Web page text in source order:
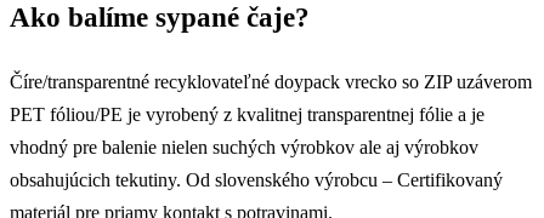
Ako balíme sypané čaje?
Číre/transparentné recyklovateľné doypack vrecko so ZIP uzáverom
PET fóliou/PE je vyrobený z kvalitnej transparentnej fólie a je
vhodný pre balenie nielen suchých výrobkov ale aj výrobkov
obsahujúcich tekutiny. Od slovenského výrobcu – Certifikovaný
materiál pre priamy kontakt s potravinami.